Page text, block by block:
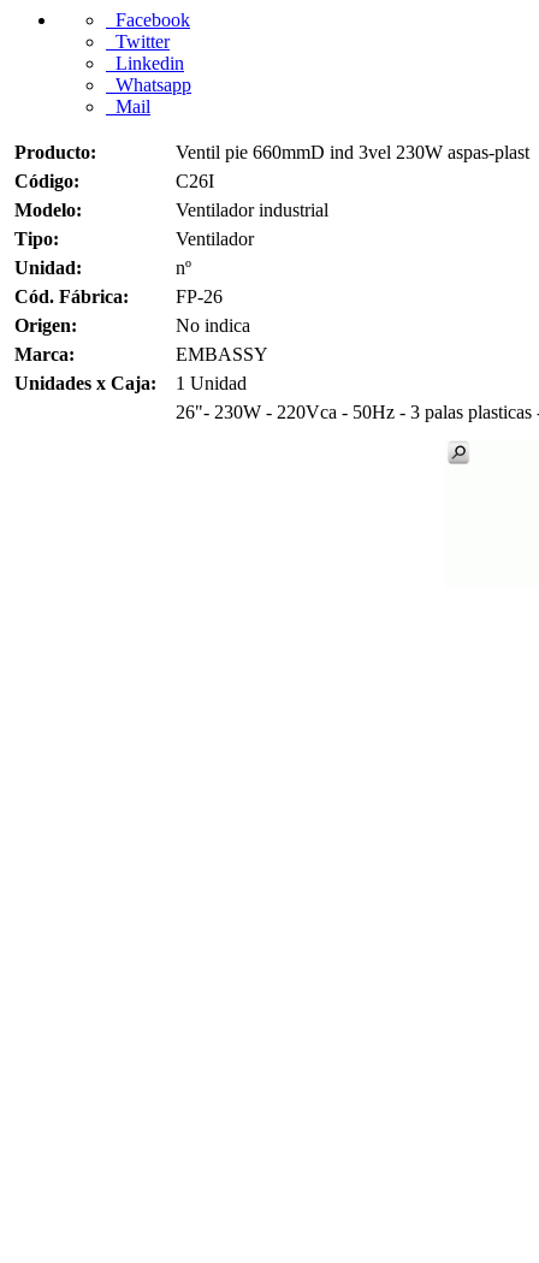
Facebook
Twitter
Linkedin
Whatsapp
Mail
Producto:
Ventil pie 660mmD ind 3vel 230W aspas-plast
Código:
C26I
Modelo:
Ventilador industrial
Tipo:
Ventilador
Unidad:
nº
Cód. Fábrica:
FP-26
Origen:
No indica
Marca:
EMBASSY
Unidades x Caja:
1 Unidad
26"- 230W - 220Vca - 50Hz - 3 palas